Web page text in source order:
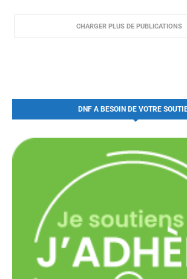
CHARGER PLUS DE PUBLICATIONS
DNF A BESOIN DE VOTRE